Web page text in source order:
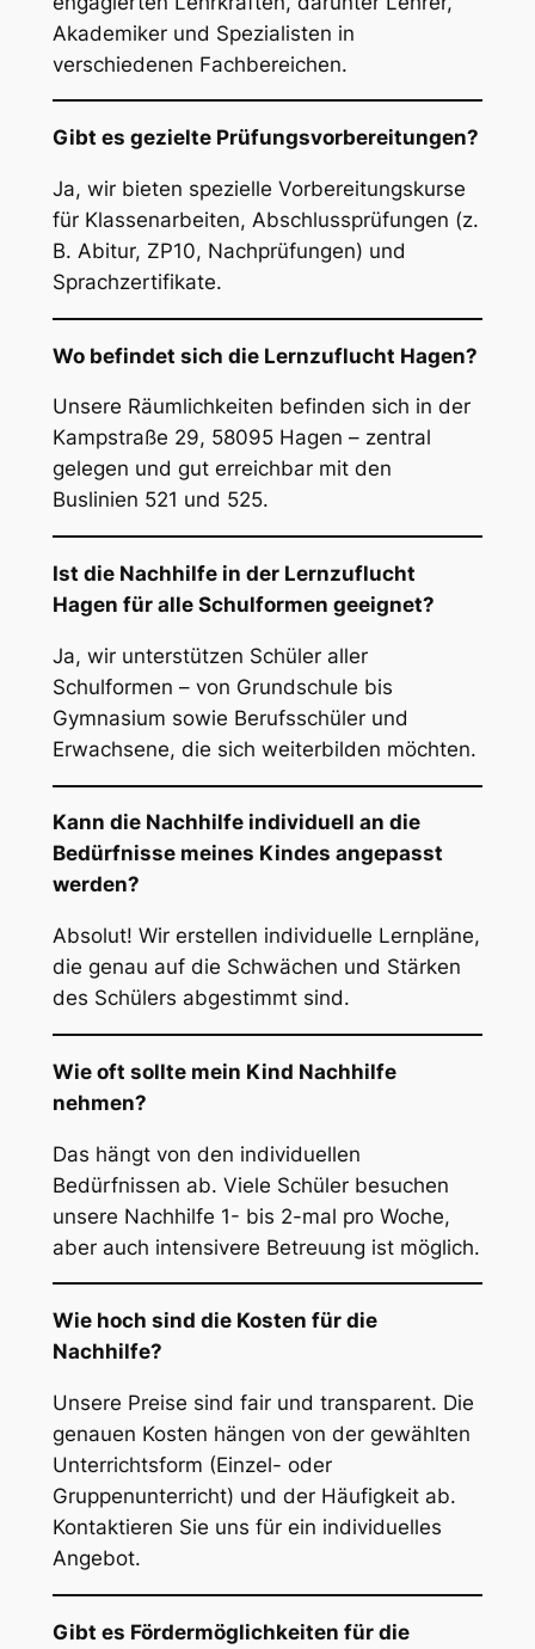
Akademiker und Spezialisten in
verschiedenen Fachbereichen.
Gibt es gezielte Prüfungsvorbereitungen?
Ja, wir bieten spezielle Vorbereitungskurse
für Klassenarbeiten, Abschlussprüfungen (z.
B. Abitur, ZP10, Nachprüfungen) und
Sprachzertifikate.
Wo befindet sich die Lernzuflucht Hagen?
Unsere Räumlichkeiten befinden sich in der
Kampstraße 29, 58095 Hagen – zentral
gelegen und gut erreichbar mit den
Buslinien 521 und 525.
Ist die Nachhilfe in der Lernzuflucht
Hagen für alle Schulformen geeignet?
Ja, wir unterstützen Schüler aller
Schulformen – von Grundschule bis
Gymnasium sowie Berufsschüler und
Erwachsene, die sich weiterbilden möchten.
Kann die Nachhilfe individuell an die
Bedürfnisse meines Kindes angepasst
werden?
Absolut! Wir erstellen individuelle Lernpläne,
die genau auf die Schwächen und Stärken
des Schülers abgestimmt sind.
Wie oft sollte mein Kind Nachhilfe
nehmen?
Das hängt von den individuellen
Bedürfnissen ab. Viele Schüler besuchen
unsere Nachhilfe 1- bis 2-mal pro Woche,
aber auch intensivere Betreuung ist möglich.
Wie hoch sind die Kosten für die
Nachhilfe?
Unsere Preise sind fair und transparent. Die
genauen Kosten hängen von der gewählten
Unterrichtsform (Einzel- oder
Gruppenunterricht) und der Häufigkeit ab.
Kontaktieren Sie uns für ein individuelles
Angebot.
Gibt es Fördermöglichkeiten für die